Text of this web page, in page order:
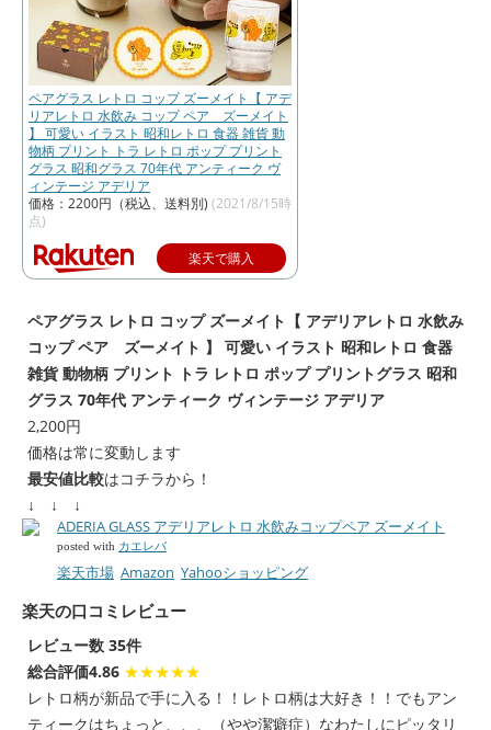
ペアグラス レトロ コップ ズーメイト【 アデ
リアレトロ 水飲み コップ ペア ズーメイト
】 可愛い イラスト 昭和レトロ 食器 雑貨 動
物柄 プリント トラ レトロ ポップ プリント
グラス 昭和グラス 70年代 アンティーク ヴ
ィンテージ アデリア
価格：2200円（税込、送料別) (2021/8/15時
点)
楽天で購入
ペアグラス レトロ コップ ズーメイト【 アデリアレトロ 水飲み
コップ ペア ズーメイト 】 可愛い イラスト 昭和レトロ 食器
雑貨 動物柄 プリント トラ レトロ ポップ プリントグラス 昭和
グラス 70年代 アンティーク ヴィンテージ アデリア
2,200円
価格は常に変動します
最安値比較はコチラから！
↓ ↓ ↓
ADERIA GLASS アデリアレトロ 水飲みコップペア ズーメイト
posted with カエレバ
楽天市場 Amazon Yahooショッピング
楽天の口コミレビュー
レビュー数 35件
総合評価4.86 ★★★★★
レトロ柄が新品で手に入る！！レトロ柄は大好き！！でもアン
ティークはちょっと、、、（やや潔癖症）なわたしにピッタリ